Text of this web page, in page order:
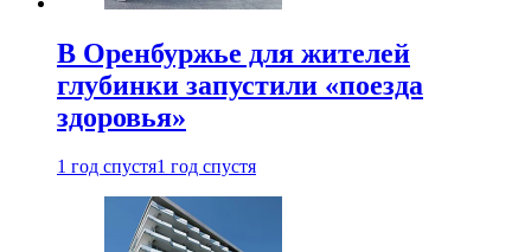
В Оренбуржье для жителей
глубинки запустили «поезда
здоровья»
1 год спустя1 год спустя